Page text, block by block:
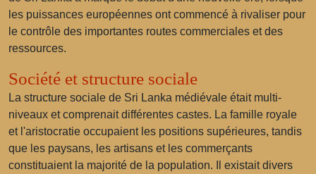
les puissances européennes ont commencé à rivaliser pour
le contrôle des importantes routes commerciales et des
ressources.
Société et structure sociale
La structure sociale de Sri Lanka médiévale était multi-
niveaux et comprenait différentes castes. La famille royale
et l'aristocratie occupaient les positions supérieures, tandis
que les paysans, les artisans et les commerçants
constituaient la majorité de la population. Il existait divers